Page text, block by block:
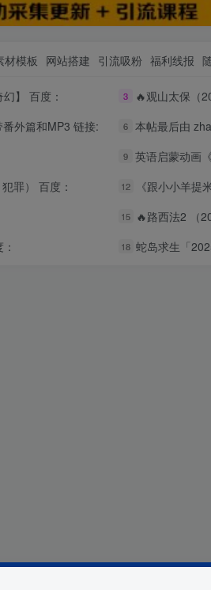
材模板 网站搭建 引流吸粉 福利线报
】 百度： 3 🔥观山太保（
外篇和MP3 链接: 6 本帖最后由
9 英语启蒙动画
罪） 百度： 12 《跟小小羊
15 🔥路西法2 （
18 蛇岛求生「